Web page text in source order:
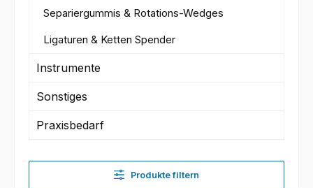
Separiergummis & Rotations-Wedges
Ligaturen & Ketten Spender
Instrumente
Sonstiges
Praxisbedarf
Produkte filtern